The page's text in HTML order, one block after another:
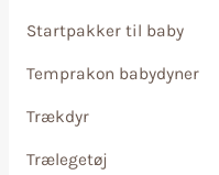
Startpakker til baby
Temprakon babydyner
Trækdyr
Trælegetøj